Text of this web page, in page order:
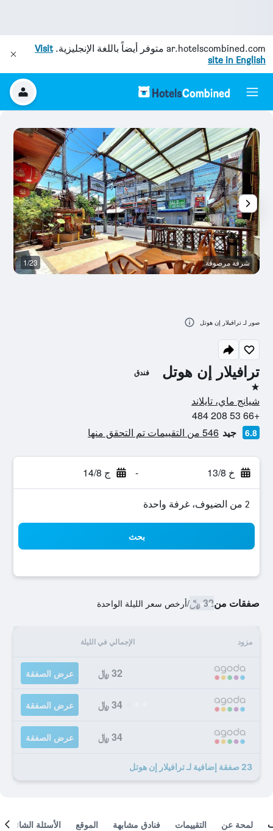
ar.hotelscombined.com متوفر أيضاً باللغة الإنجليزية.Visit
site in English
ترافيلار إن هوتل فندق
نجمة واحدة
شيانج ماي، تايلاند
+66 53 208 484
6.8 جيد 546 من التقييمات تم التحقق منها
خ 13/8 - ج 14/8
2 من الضيوف، غرفة واحدة
بحث
صفقات من32 ﷼ /أرخص سعر الليلة الواحدة
مزود الإجمالي في الليلة
32 ﷼ عرض الصفقة
34 ﷼ عرض الصفقة
34 ﷼ عرض الصفقة
23 صفقة إضافية لـ ترافيلار إن هوتل
شرفة مرصوفة 1/23
صور لـ ترافيلار إن هوتل
لمحة عن التقييمات فنادق مشابهة الموقع الأسئلة الشائعة